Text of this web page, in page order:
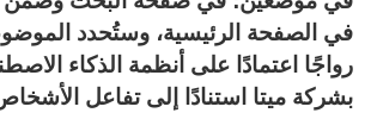
في الصفحة الرئيسية، وستُحدد
رواجًا اعتمادًا على أنظمة الذكاء
بشركة ميتا استنادًا إلى تفاعل